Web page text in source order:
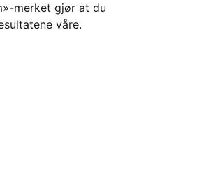
merket gjør at du
våre.